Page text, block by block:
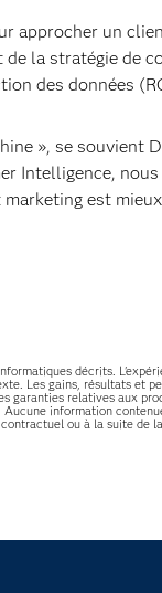
approcher un
la stratégie de
des données
», se souvient
Intelligence, nous
est
décrits.
Les gains, résultats et
garanties relatives aux
information
ou à la suite de